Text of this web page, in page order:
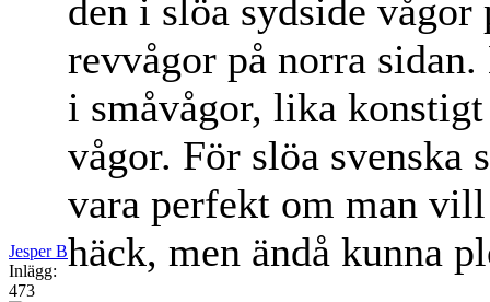
Jesper B
Inlägg:
473
den i slöa sydside
revvågor på norra
i småvågor, lika
vågor. För slöa svenska
vara perfekt om man
häck, men ändå kunna